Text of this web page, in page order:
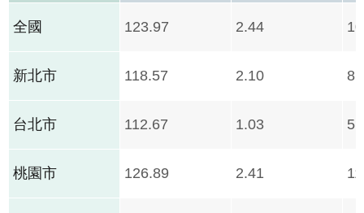
全國 123.97 2.44
新北市 118.57 2.10
台北市 112.67 1.03
桃園市 126.89 2.41